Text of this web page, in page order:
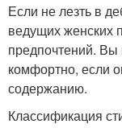
Если не лезть в
ведущих женских
предпочтений. Вы
комфортно, если
содержанию.
Классификация